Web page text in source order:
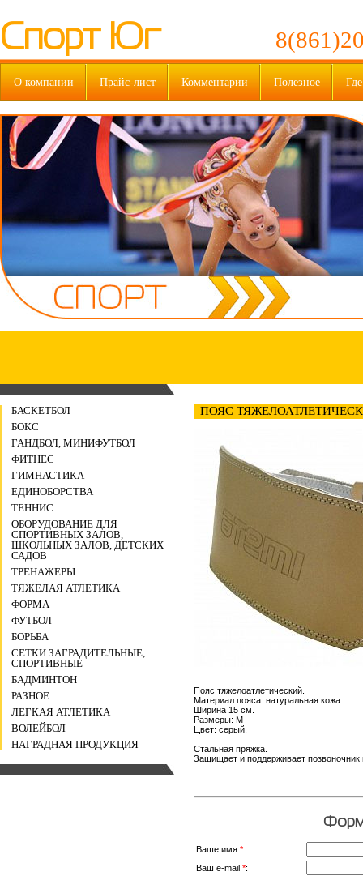
Спорт Юг
О компании Прайс-лист Комментарии Полезное
БАСКЕТБОЛ
БОКС
ГАНДБОЛ, МИНИФУТБОЛ
ФИТНЕС
ГИМНАСТИКА
ЕДИНОБОРСТВА
ТЕННИС
ОБОРУДОВАНИЕ ДЛЯ
СПОРТИВНЫХ ЗАЛОВ,
ШКОЛЬНЫХ ЗАЛОВ, ДЕТСКИХ
САДОВ
ТРЕНАЖЕРЫ
ТЯЖЕЛАЯ АТЛЕТИКА
ФОРМА
ФУТБОЛ
БОРЬБА
СЕТКИ ЗАГРАДИТЕЛЬНЫЕ,
СПОРТИВНЫЕ
БАДМИНТОН
РАЗНОЕ
ЛЕГКАЯ АТЛЕТИКА
ВОЛЕЙБОЛ
НАГРАДНАЯ ПРОДУКЦИЯ
ПОЯС
Пояс тяжелоатлетический.
Материал пояса: натуральная кожа
Ширина 15 см.
Размеры: М
Цвет: серый.
Стальная пряжка.
Защищает и поддерживает
Ваше имя *:
Ваш e-mail *: